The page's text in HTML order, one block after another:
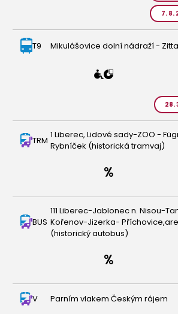
7. 8.
T9 Mikulášovice dolní nádraží -
28.
TRM 1 Liberec, Lidové sady-ZOO -
Rybníček (historická tramvaj)
BUS
111 Liberec-Jablonec n. Nisou-
Kořenov-Jizerka-
(historický autobus)
V Parním vlakem Českým rájem